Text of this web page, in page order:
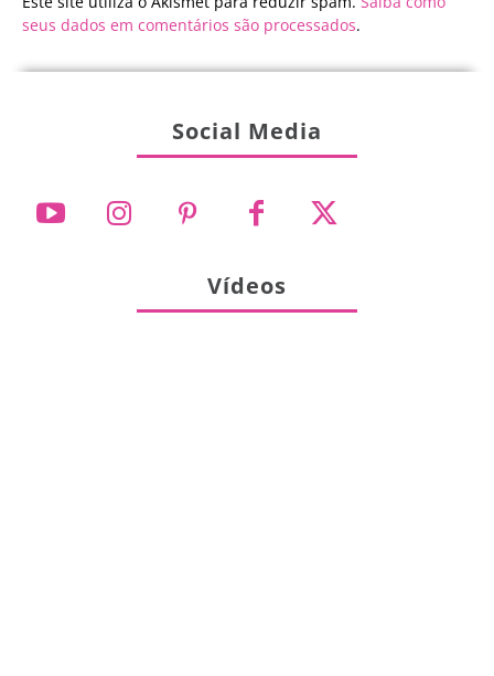
seus dados em comentários são processados.
Social Media
Vídeos